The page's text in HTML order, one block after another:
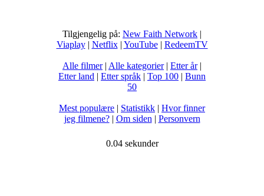
Tilgjengelig på: New Faith Network |
Viaplay| Netflix| YouTube| RedeemTV
Alle filmer| Alle kategorier| Etter år|
Etter land | Etter språk | Top 100 | Bunn
50
Mest populære | Statistikk | Hvor finner
jeg filmene?| Om siden | Personvern
0.04 sekunder